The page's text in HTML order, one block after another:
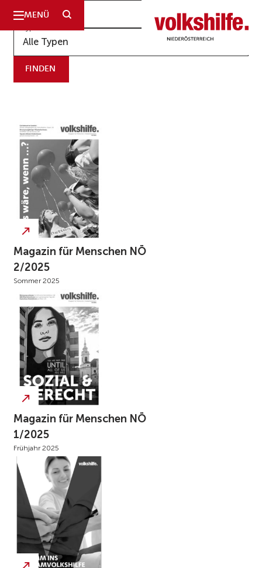
MENÜ SUCHE Niederösterreich
Alle Themen
Alle Typen
FINDEN
Magazin für Menschen NÖ
2/2025
Sommer 2025
Magazin für Menschen NÖ
1/2025
Frühjahr 2025